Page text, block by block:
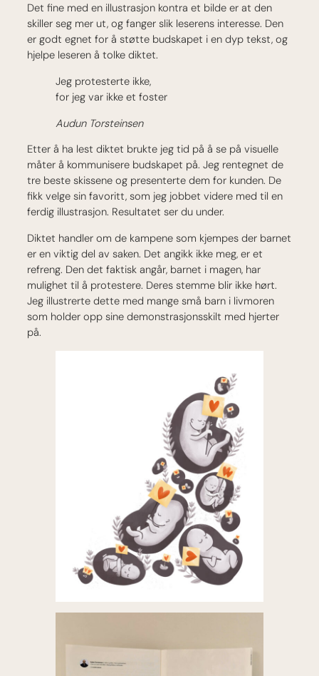
Det fine med en illustrasjon kontra et bilde er at den
skiller seg mer ut, og fanger slik leserens interesse. Den
er godt egnet for å støtte budskapet i en dyp tekst, og
hjelpe leseren å tolke diktet.
Jeg protesterte ikke,
for jeg var ikke et foster
Audun Torsteinsen
Etter å ha lest diktet brukte jeg tid på å se på visuelle
måter å kommunisere budskapet på. Jeg rentegnet de
tre beste skissene og presenterte dem for kunden. De
fikk velge sin favoritt, som jeg jobbet videre med til en
ferdig illustrasjon. Resultatet ser du under.
Diktet handler om de kampene som kjempes der barnet
er en viktig del av saken. Det angikk ikke meg, er et
refreng. Den det faktisk angår, barnet i magen, har
mulighet til å protestere. Deres stemme blir ikke hørt.
Jeg illustrerte dette med mange små barn i livmoren
som holder opp sine demonstrasjonsskilt med hjerter
på.